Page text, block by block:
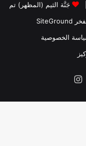
جَنَّة الثيم (المظهر) تم
SiteGround
الخصوصية
انستقرام